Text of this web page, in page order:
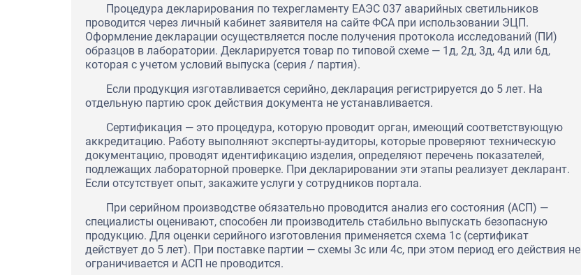
Процедура декларирования по техрегламенту ЕАЭС 037 аварийных светильников
проводится через личный кабинет заявителя на сайте ФСА при использовании ЭЦП.
Оформление декларации осуществляется после получения протокола исследований (ПИ)
образцов в лаборатории. Декларируется товар по типовой схеме — 1д, 2д, 3д, 4д или 6д,
которая с учетом условий выпуска (серия / партия).
Если продукция изготавливается серийно, декларация регистрируется до 5 лет. На
отдельную партию срок действия документа не устанавливается.
Сертификация — это процедура, которую проводит орган, имеющий соответствующую
аккредитацию. Работу выполняют эксперты-аудиторы, которые проверяют техническую
документацию, проводят идентификацию изделия, определяют перечень показателей,
подлежащих лабораторной проверке. При декларировании эти этапы реализует декларант.
Если отсутствует опыт, закажите услуги у сотрудников портала.
При серийном производстве обязательно проводится анализ его состояния (АСП) —
специалисты оценивают, способен ли производитель стабильно выпускать безопасную
продукцию. Для оценки серийного изготовления применяется схема 1с (сертификат
действует до 5 лет). При поставке партии — схемы 3с или 4с, при этом период его действия не
ограничивается и АСП не проводится.